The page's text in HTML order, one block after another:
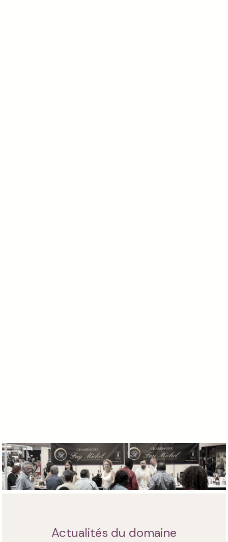
Actualités du domaine